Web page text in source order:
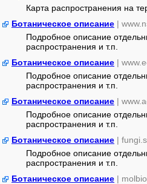
Карта распространения на
Ботаническое описание |
Подробное описание
распространения и т.п.
Ботаническое описание |
Подробное описание
распространения и т.п.
Ботаническое описание |
Подробное описание
распространения и т.п.
Ботаническое описание |
Подробное описание
распространения и т.п.
Ботаническое описание |